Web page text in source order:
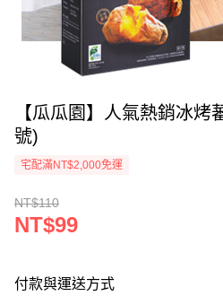
【瓜瓜園】人氣熱銷冰烤
號)
宅配滿NT$2,000免運
NT$110
NT$99
付款與運送方式